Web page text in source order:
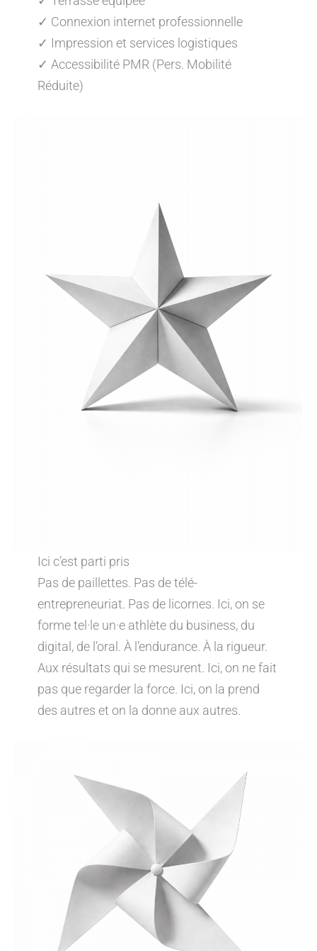
✓ Connexion internet professionnelle
✓ Impression et services logistiques
✓ Accessibilité PMR (Pers. Mobilité
Réduite)
Ici c’est parti pris
Pas de paillettes. Pas de télé-
entrepreneuriat. Pas de licornes. Ici, on se
forme tel·le un·e athlète du business, du
digital, de l’oral. À l’endurance. À la rigueur.
Aux résultats qui se mesurent. Ici, on ne fait
pas que regarder la force. Ici, on la prend
des autres et on la donne aux autres.